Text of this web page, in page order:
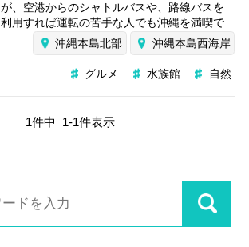
が、空港からのシャトルバスや、路線バスを
利用すれば運転の苦手な人でも沖縄を満喫で...
沖縄本島北部
沖縄本島西海岸
グルメ 水族館 自然
1件中 1-1件表示